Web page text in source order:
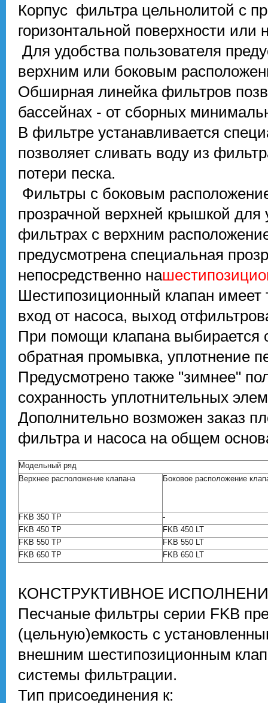
Корпус фильтра цельнолитой с
горизонтальной поверхности
Для удобства пользователя
верхним или боковым
Обширная линейка фильтров
бассейнах - от сборных
В фильтре устанавливается
позволяет сливать воду из
потери песка.
Фильтры с боковым
прозрачной верхней крышкой для
фильтрах с верхним
предусмотрена специальная
непосредственно на
Шестипозиционный клапан
вход от насоса, выход
При помощи клапана
обратная промывка, уплотнение
Предусмотрено также "зимнее"
сохранность уплотнительных
Дополнительно возможен заказ
фильтра и насоса на общем
Модельный ряд
Верхнее расположение клапана
Боковое расположение
FKB 350 TP
-
FKB 450 TP
FKB 450 LT
FKB 550 TP
FKB 550 LT
FKB 650 TP
FKB 650 LT
КОНСТРУКТИВНОЕ
Песчаные фильтры серии FKB
(цельную)емкость с
внешним шестипозиционным
системы фильтрации.
Тип присоединения к: